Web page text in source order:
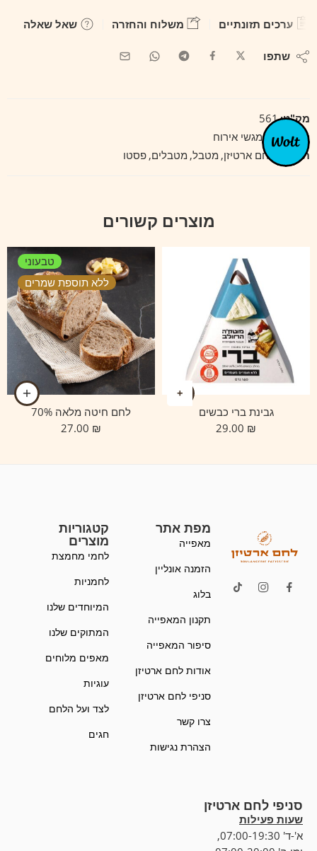
ערכים תזונתיים משלוח והחזרה שאל שאלה
שתפו
מק"ט:561
קטגוריה:
מגשי אירוח
תגיות:
לחם ארטיזן, מטבל, מטבלים, פסטו
מוצרים קשורים
גבינת ברי כבשים
₪
טבעוני
ללא תוספת שמרים
לחם חיטה מלאה 70%
₪
מפת אתר
מאפייה
הזמנה אונליין
בלוג
תקנון המאפייה
סיפור המאפייה
אודות לחם ארטיזן
סניפי לחם ארטיזן
צרו קשר
הצהרת נגישות
קטגוריות
מוצרים
לחמי מחמצת
לחמניות
המיוחדים שלנו
המתוקים שלנו
מאפים מלוחים
עוגיות
לצד ועל הלחם
חגים
סניפי לחם ארטיזן
שעות פעילות
א'-ד' 07:00-19:30,